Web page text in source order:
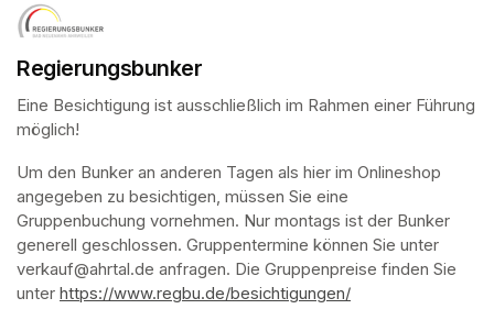
Regierungsbunker
Eine Besichtigung ist ausschließlich im Rahmen einer Führung
möglich!
Um den Bunker an anderen Tagen als hier im Onlineshop
angegeben zu besichtigen, müssen Sie eine
Gruppenbuchung vornehmen. Nur montags ist der Bunker
generell geschlossen. Gruppentermine können Sie unter
verkauf@ahrtal.de anfragen. Die Gruppenpreise finden Sie
unter https://www.regbu.de/besichtigungen/